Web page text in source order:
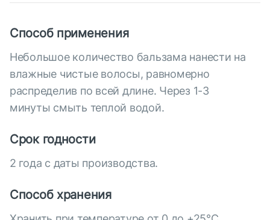
Способ применения
Небольшое количество бальзама нанести на
влажные чистые волосы, равномерно
распределив по всей длине. Через 1-3
минуты смыть теплой водой.
Срок годности
2 года с даты производства.
Способ хранения